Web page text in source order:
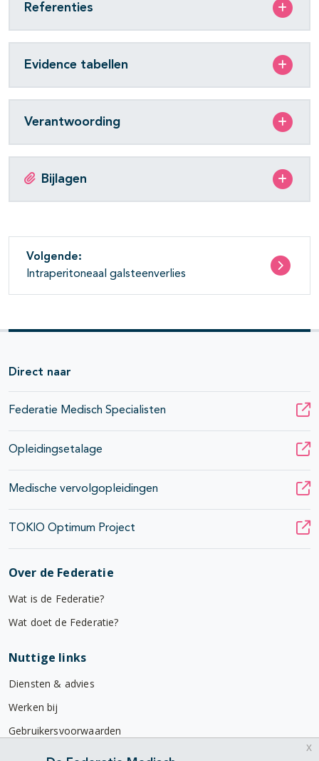
Referenties
Evidence tabellen
Verantwoording
Bijlagen
Volgende:
Intraperitoneaal galsteenverlies
Direct naar
Federatie Medisch Specialisten
Opleidingsetalage
Medische vervolgopleidingen
TOKIO Optimum Project
Over de Federatie
Wat is de Federatie?
Wat doet de Federatie?
Nuttige links
Diensten & advies
Werken bij
Gebruikersvoorwaarden
Privacyverklaring
x